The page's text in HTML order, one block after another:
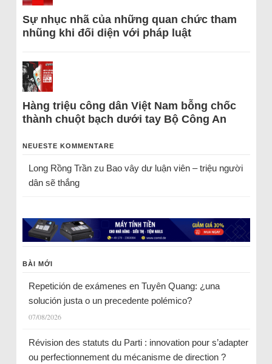
Sự nhục nhã của những quan chức tham
nhũng khi đối diện với pháp luật
Hàng triệu công dân Việt Nam bỗng chốc
thành chuột bạch dưới tay Bộ Công An
NEUESTE KOMMENTARE
Long Rồng Trầnzu Bao vây dư luận viên – triệu người
dân sẽ thắng
BÀI MỚI
Repetición de exámenes en Tuyên Quang: ¿una
solución justa o un precedente polémico?
07/08/2026
Révision des statuts du Parti : innovation pour s’adapter
ou perfectionnement du mécanisme de direction ?